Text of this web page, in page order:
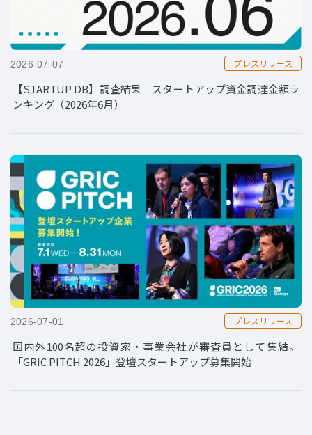
2026-07-07 プレスリリース
【STARTUP DB】調査結果 スタートアップ資金調達金額ラ
ンキング（2026年6月）
2026-07-01 プレスリリース
国内外100名超の投資家・事業会社が審査員として集結。
「GRIC PITCH 2026」登壇スタートアップ募集開始